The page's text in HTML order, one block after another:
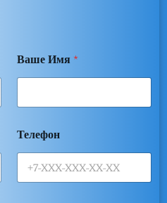
Ваше Имя *
Телефон